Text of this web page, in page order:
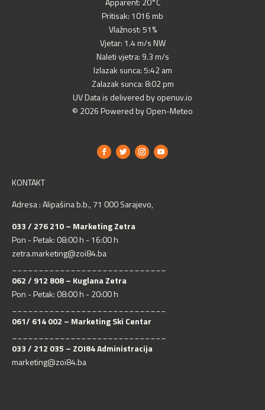
Pritisak: 1016 mb
Vlažnost: 51%
Vjetar: 1.4 m/s NW
Naleti vjetra: 9.3 m/s
Izlazak sunca: 5:42 am
Zalazak sunca: 8:02 pm
UV Data is delivered by openuv.io
© 2026 Powered by Open-Meteo
KONTAKT
Adresa : Alipašina b.b., 71 000 Sarajevo,
033 / 276 210 – Marketing Zetra
Pon - Petak: 08:00 h - 16:00 h
zetra.marketing@zoi84.ba
062 / 912 808 – Kuglana Zetra
Pon - Petak: 08:00 h - 20:00 h
061/ 614 002 – Marketing Ski Centar
033 / 212 035 – ZOI84 Administracija
marketing@zoi84.ba